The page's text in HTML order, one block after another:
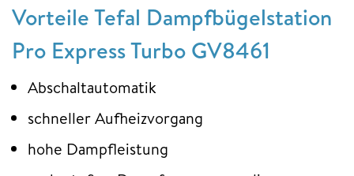
Vorteile Tefal Dampfbügelstation
Pro Express Turbo GV8461
Abschaltautomatik
schneller Aufheizvorgang
hohe Dampfleistung